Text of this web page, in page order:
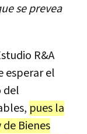
se prevea
R&A
esperar el
del
pues la
Bienes